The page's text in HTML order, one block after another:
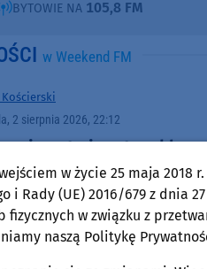
BYTOWIE NA 105,8 FM
w Weekend FM
2 sierpnia 2026, 22:12
auta i motocykla
Tucholskimi a
w życie 25 maja 2018
i Rady (UE) 2016/679 z dnia
fizycznych w związku z
naszą Politykę